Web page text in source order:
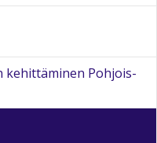
kehittäminen Pohjois-